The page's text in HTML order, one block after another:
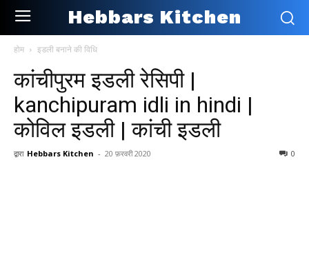
Hebbars Kitchen
होम इडली बनाने की विधि
कांचीपुरम इडली रेसिपी |
kanchipuram idli in hindi |
कोविल इडली | कांची इडली
द्वारा Hebbars Kitchen - 20 फ़रवरी 2020 0